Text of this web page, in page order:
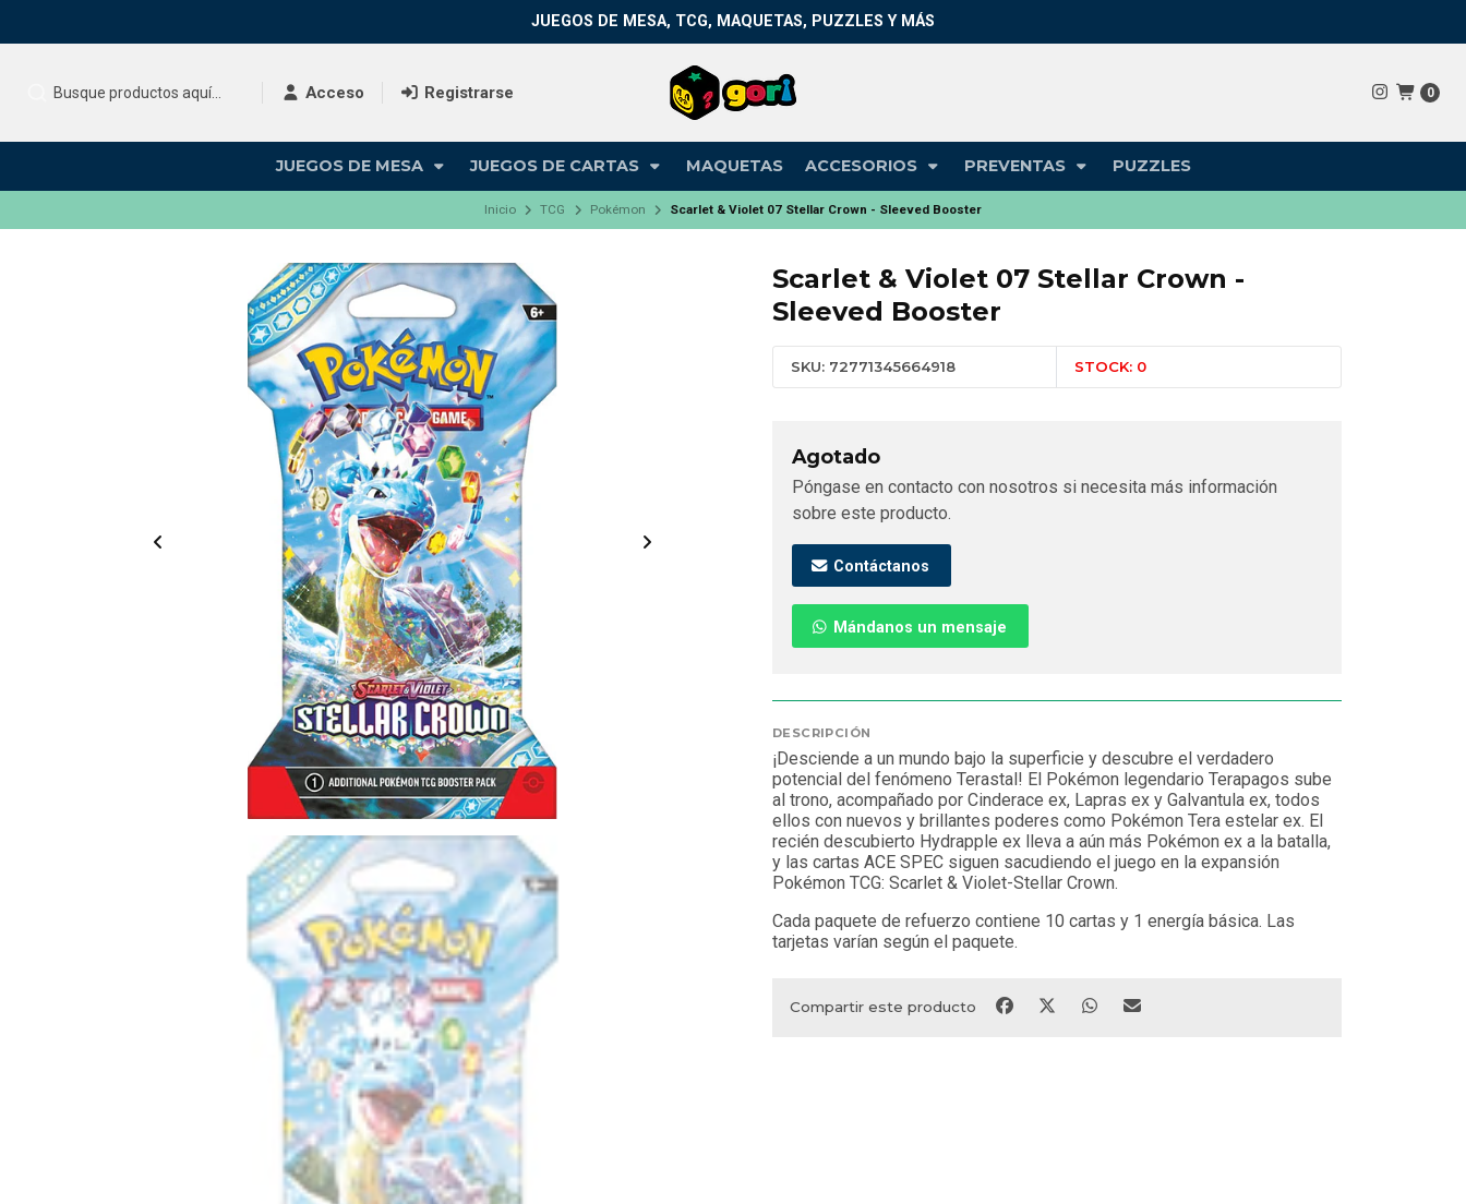
Acceso Registrarse 0
JUEGOS DE MESA JUEGOS DE CARTAS MAQUETAS ACCESORIOS PREVENTAS PUZZLES
JUEGOS DE MESA, TCG, MAQUETAS, PUZZLES Y MÁS
Inicio TCG Pokémon Scarlet & Violet 07 Stellar Crown - Sleeved Booster
Scarlet & Violet 07 Stellar Crown -
Sleeved Booster
SKU: 72771345664918 STOCK: 0
Agotado
Póngase en contacto con nosotros si necesita más información
sobre este producto.
Contáctanos
Mándanos un mensaje
DESCRIPCIÓN
¡Desciende a un mundo bajo la superficie y descubre el verdadero
potencial del fenómeno Terastal! El Pokémon legendario Terapagos sube
al trono, acompañado por Cinderace ex, Lapras ex y Galvantula ex, todos
ellos con nuevos y brillantes poderes como Pokémon Tera estelar ex. El
recién descubierto Hydrapple ex lleva a aún más Pokémon ex a la batalla,
y las cartas ACE SPEC siguen sacudiendo el juego en la expansión
Pokémon TCG: Scarlet & Violet-Stellar Crown.
Cada paquete de refuerzo contiene 10 cartas y 1 energía básica. Las
tarjetas varían según el paquete.
Compartir este producto